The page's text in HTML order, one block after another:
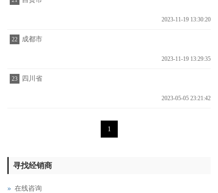
2023-11-19 13:30:20
22 成都市
2023-11-19 13:29:35
23 四川省
2023-05-05 23:21:42
1
寻找经销商
在线咨询